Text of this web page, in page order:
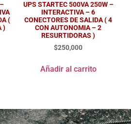
(
)
UPS STARTEC 500VA 250W –
INTERACTIVA – 6
CONECTORES DE SALIDA ( 4
CON AUTONOMIA – 2
RESURTIDORAS )
$250,000
Añadir al carrito